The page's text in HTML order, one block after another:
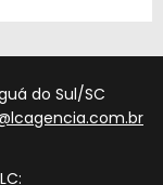
do Sul/SC